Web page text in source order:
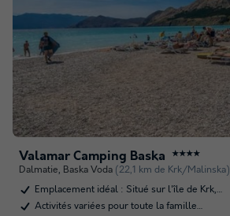
Valamar Camping Baska ★★★★
Dalmatie, Baska Voda (22,1 km de Krk/Malinska)
Emplacement idéal : Situé sur l'île de Krk,…
Activités variées pour toute la famille…